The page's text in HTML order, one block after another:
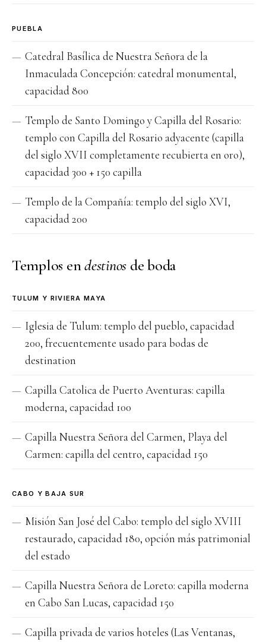
PUEBLA
Catedral Basílica de Nuestra Señora de la
Inmaculada Concepción: catedral monumental,
capacidad 800
Templo de Santo Domingo y Capilla del Rosario:
templo con Capilla del Rosario adyacente (capilla
del siglo XVII completamente recubierta en oro),
capacidad 300 + 150 capilla
Templo de la Compañía: templo del siglo XVI,
capacidad 200
Templos endestinos de boda
TULUM Y RIVIERA MAYA
Iglesia de Tulum: templo del pueblo, capacidad
200, frecuentemente usado para bodas de
destination
Capilla Catolica de Puerto Aventuras: capilla
moderna, capacidad 100
Capilla Nuestra Señora del Carmen, Playa del
Carmen: capilla del centro, capacidad 150
CABO Y BAJA SUR
Misión San José del Cabo: templo del siglo XVIII
restaurado, capacidad 180, opción más patrimonial
del estado
Capilla Nuestra Señora de Loreto: capilla moderna
en Cabo San Lucas, capacidad 150
Capilla privada de varios hoteles (Las Ventanas,